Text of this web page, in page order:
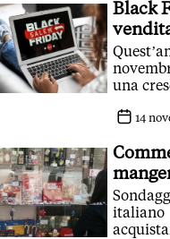
Black
una
14